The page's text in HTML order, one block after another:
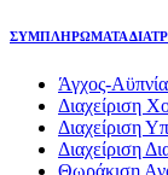
ΣΥΜΠΛΗΡΩΜΑΤΑ
Άγχος-
Διαχείριση
Διαχείριση
Διαχείριση